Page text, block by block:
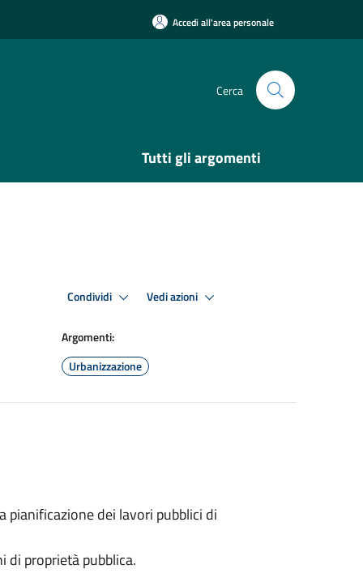
Accedi all'area personale
Cerca
Tutti gli argomenti
Condividi Vedi azioni
Argomenti:
Urbanizzazione
dei lavori pubblici di
di proprietà pubblica.